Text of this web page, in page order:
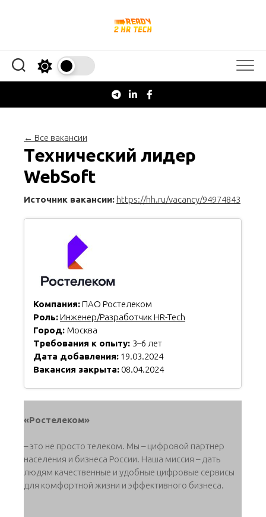
← Все вакансии
Технический лидер
WebSoft
Источник вакансии: https://hh.ru/vacancy/94974843
Компания:ПАО Ростелеком
Роль:Инженер/Разработчик HR-Tech
Город: Москва
Требования к опыту: 3–6 лет
Дата добавления: 19.03.2024
Вакансия закрыта: 08.04.2024
«Ростелеком»
– это не просто телеком. Мы – цифровой партнер
населения и бизнеса России. Наша миссия – дать
людям качественные и удобные цифровые сервисы
для комфортной жизни и эффективного бизнеса.